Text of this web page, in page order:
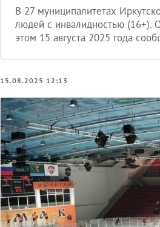
В 27 муниципалитетах
людей с инвалидностью (16+).
этом 15 августа 2025 года
15.08.2025 12:13